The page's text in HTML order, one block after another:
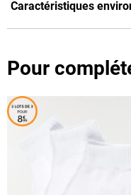
Caractéristiques
Pour